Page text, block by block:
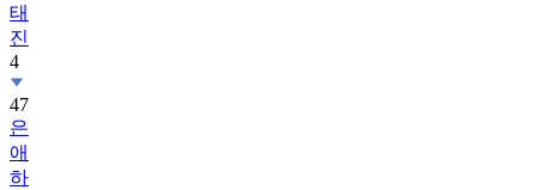
태
진
4
47
은
애
하